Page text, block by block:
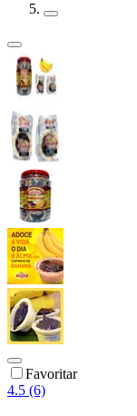
Favoritar
4.5 (6)